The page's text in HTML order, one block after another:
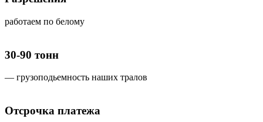
работаем по белому
30-90 тонн
— грузоподьемность наших тралов
Отсрочка платежа